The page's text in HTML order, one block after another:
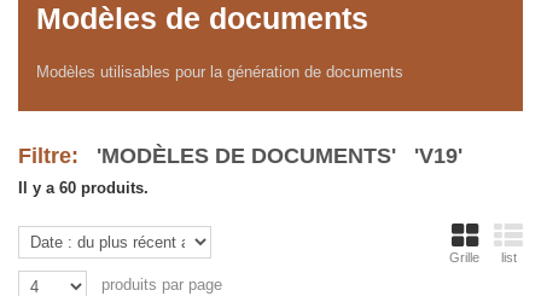
Modèles de documents
Modèles utilisables pour la génération de documents
Filtre: 'MODÈLES DE DOCUMENTS' 'V19'
Il y a 60 produits.
Grille list
produits par page